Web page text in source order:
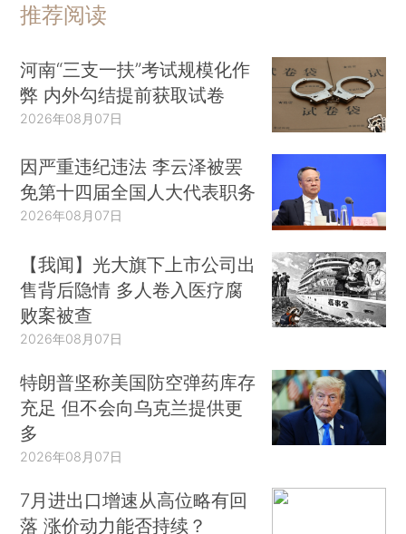
推荐阅读
河南“三支一扶”考试规模化作
弊 内外勾结提前获取试卷
2026年08月07日
因严重违纪违法 李云泽被罢
免第十四届全国人大代表职务
2026年08月07日
【我闻】光大旗下上市公司出
售背后隐情 多人卷入医疗腐
败案被查
2026年08月07日
特朗普坚称美国防空弹药库存
充足 但不会向乌克兰提供更
多
2026年08月07日
7月进出口增速从高位略有回
落 涨价动力能否持续？